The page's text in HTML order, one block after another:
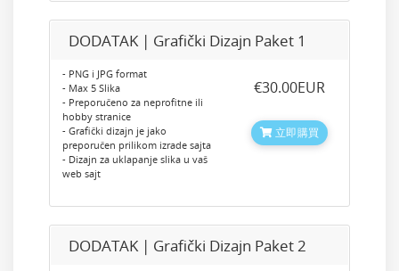
DODATAK | Grafički Dizajn Paket 1
- PNG i JPG format
- Max 5 Slika
- Preporučeno za neprofitne ili
hobby stranice
- Grafički dizajn je jako
preporučen prilikom izrade sajta
- Dizajn za uklapanje slika u vaš
web sajt
‎€30.00EUR
立即購買
DODATAK | Grafički Dizajn Paket 2